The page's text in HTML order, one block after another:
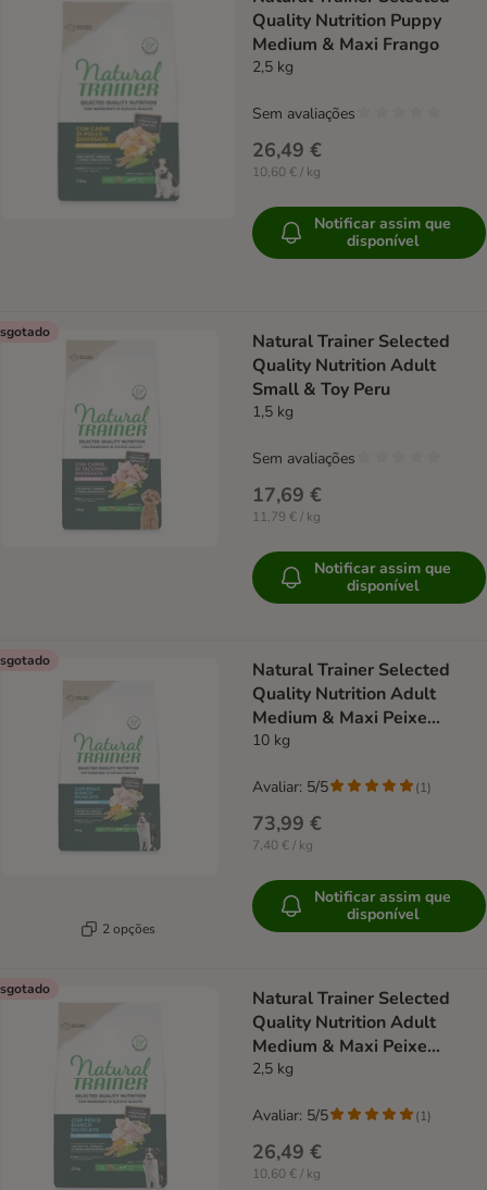
Quality Nutrition Puppy
Medium & Maxi Frango
2,5 kg
26,49 €
10,60 € / kg
Sem avaliações
Notificar assim que
disponível
Natural Trainer Selected
Quality Nutrition Adult
Small & Toy Peru
1,5 kg
17,69 €
11,79 € / kg
Sem avaliações
Notificar assim que
disponível
2 opções
Natural Trainer Selected
Quality Nutrition Adult
Medium & Maxi Peixe
branco
10 kg
73,99 €
7,40 € / kg
Avaliar: 5/5 (1)
Notificar assim que
disponível
Natural Trainer Selected
Quality Nutrition Adult
Medium & Maxi Peixe
branco
2,5 kg
26,49 €
10,60 € / kg
Avaliar: 5/5 (1)